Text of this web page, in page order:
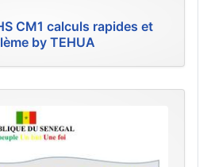
CM1 calculs rapides et
by TEHUA